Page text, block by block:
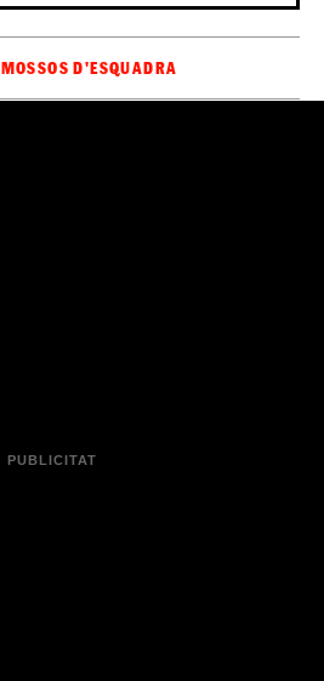
MOSSOS D'ESQUADRA